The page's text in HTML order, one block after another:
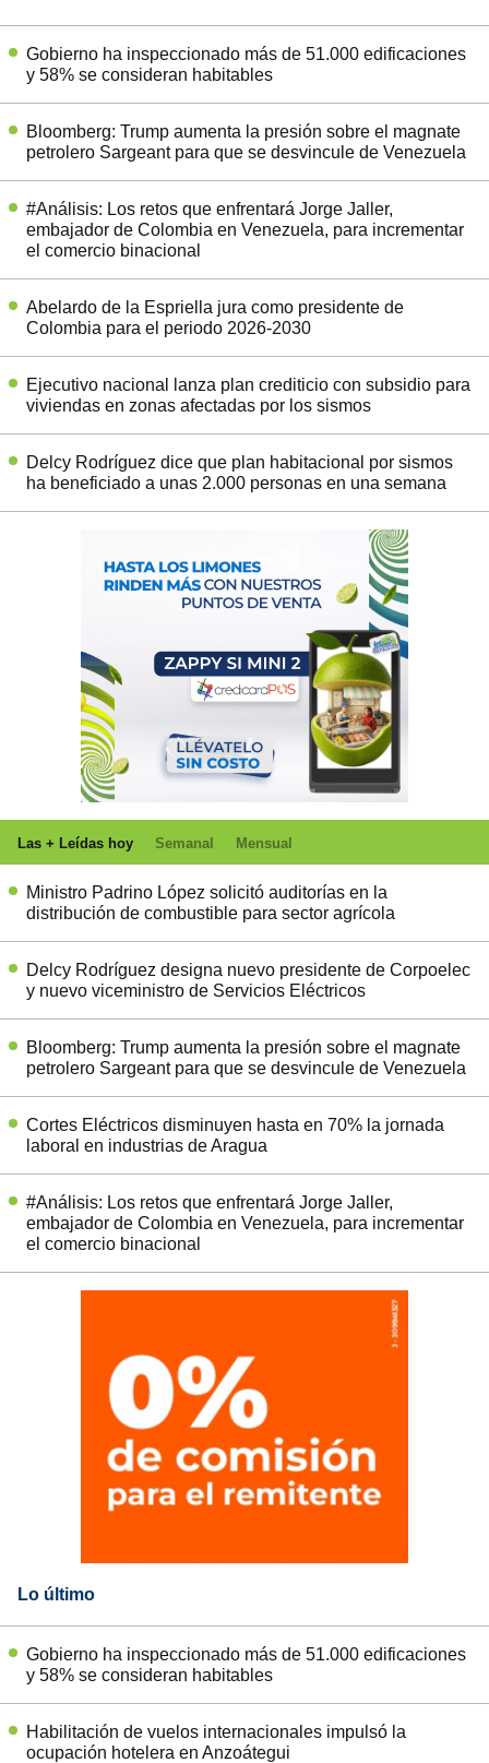
Gobierno ha inspeccionado más de 51.000 edificaciones
y 58% se consideran habitables
Bloomberg: Trump aumenta la presión sobre el magnate
petrolero Sargeant para que se desvincule de Venezuela
#Análisis: Los retos que enfrentará Jorge Jaller,
embajador de Colombia en Venezuela, para incrementar
el comercio binacional
Abelardo de la Espriella jura como presidente de
Colombia para el periodo 2026-2030
Ejecutivo nacional lanza plan crediticio con subsidio para
viviendas en zonas afectadas por los sismos
Delcy Rodríguez dice que plan habitacional por sismos
ha beneficiado a unas 2.000 personas en una semana
Las + Leídas hoy Semanal Mensual
Ministro Padrino López solicitó auditorías en la
distribución de combustible para sector agrícola
Delcy Rodríguez designa nuevo presidente de Corpoelec
y nuevo viceministro de Servicios Eléctricos
Bloomberg: Trump aumenta la presión sobre el magnate
petrolero Sargeant para que se desvincule de Venezuela
Cortes Eléctricos disminuyen hasta en 70% la jornada
laboral en industrias de Aragua
#Análisis: Los retos que enfrentará Jorge Jaller,
embajador de Colombia en Venezuela, para incrementar
el comercio binacional
Lo último
Gobierno ha inspeccionado más de 51.000 edificaciones
y 58% se consideran habitables
Habilitación de vuelos internacionales impulsó la
ocupación hotelera en Anzoátegui